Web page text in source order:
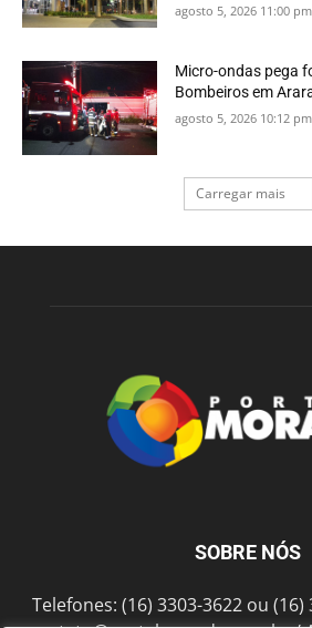
agosto 5, 2026 11:00 pm
Micro-ondas pega
Bombeiros em
agosto 5, 2026 10:12 pm
Carregar mais
SOBRE NÓS
Telefones: (16) 3303-3622 ou (16)